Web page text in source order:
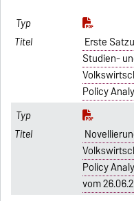
Erste
Studien-
Policy
Policy
vom